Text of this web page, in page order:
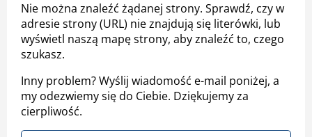
Nie można znaleźć żądanej strony. Sprawdź, czy w
adresie strony (URL) nie znajdują się literówki, lub
wyświetl naszą mapę strony, aby znaleźć to, czego
szukasz.
Inny problem? Wyślij wiadomość e-mail poniżej, a
my odezwiemy się do Ciebie. Dziękujemy za
cierpliwość.